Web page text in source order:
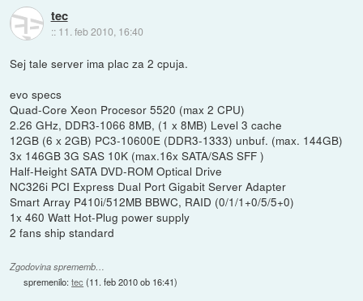
tec
:: 11. feb 2010, 16:40
Sej tale server ima plac za 2 cpuja.
evo specs
Quad-Core Xeon Procesor 5520 (max 2 CPU)
2.26 GHz, DDR3-1066 8MB, (1 x 8MB) Level 3 cache
12GB (6 x 2GB) PC3-10600E (DDR3-1333) unbuf. (max. 144GB)
3x 146GB 3G SAS 10K (max.16x SATA/SAS SFF )
Half-Height SATA DVD-ROM Optical Drive
NC326i PCI Express Dual Port Gigabit Server Adapter
Smart Array P410i/512MB BBWC, RAID (0/1/1+0/5/5+0)
1x 460 Watt Hot-Plug power supply
2 fans ship standard
Zgodovina sprememb…
spremenilo:tec (11. feb 2010 ob 16:41)